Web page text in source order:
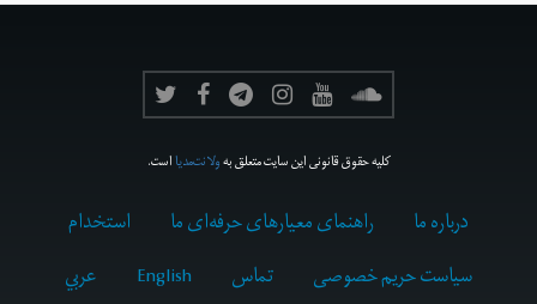
کلیه حقوق قانونی این سایت متعلق بهولانت‌مدیااست.
درباره ما راهنمای معیارهای حرفه‌ای ما
استخدام
سیاست حریم خصوصی
تماس English عربي